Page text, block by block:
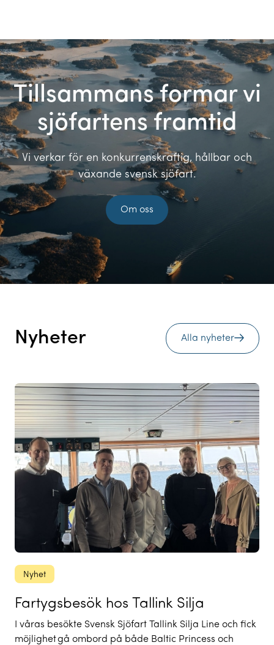
Tillsammans formar vi
sjöfartens framtid
Vi verkar för en konkurrenskraftig, hållbar och
växande svensk sjöfart.
Om oss
Nyheter Alla nyheter
Nyhet
Fartygsbesök hos Tallink Silja
I våras besökte Svensk Sjöfart Tallink Silja Line och fick
möjlighet gå ombord på både Baltic Princess och